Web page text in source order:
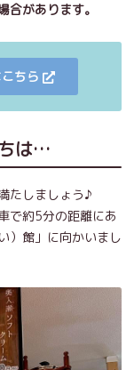
があります。
ちら
は…
たしましょう♪
で約5分の距離にあ
）館」に向かいまし